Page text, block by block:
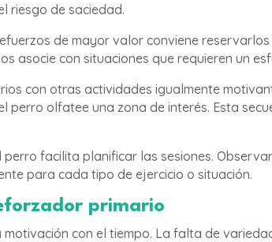
riesgo de saciedad.
de mayor valor conviene
asocie con situaciones que requieren un
con otras actividades igualmente
perro olfatee una zona de interés. Esta
facilita planificar las sesiones.
para cada tipo de ejercicio o situación.
primario
motivación con el tiempo. La falta de